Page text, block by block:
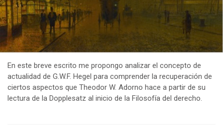
En este breve escrito me propongo analizar el concepto de
actualidad de G.W.F. Hegel para comprender la recuperación de
ciertos aspectos que Theodor W. Adorno hace a partir de su
lectura de la Dopplesatz al inicio de la Filosofía del derecho.